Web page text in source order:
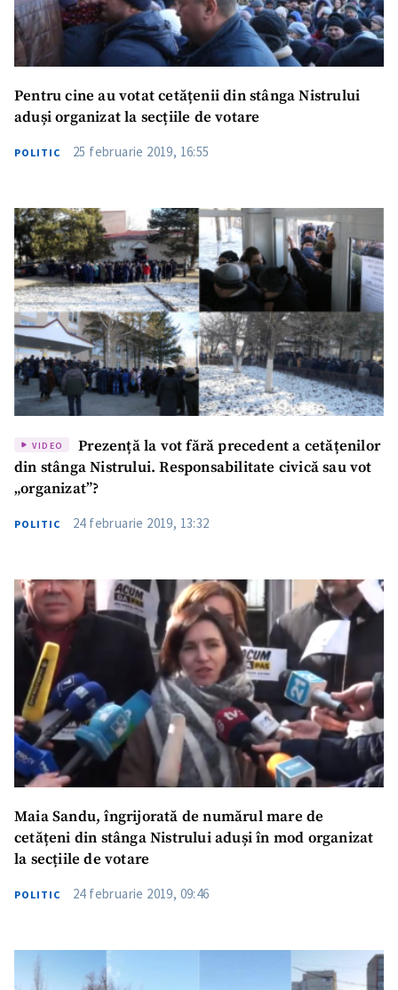
Pentru cine au votat cetățenii din stânga Nistrului
aduși organizat la secțiile de votare
POLITIC 25 februarie 2019, 16:55
VIDEO
Prezență la vot fără precedent a cetățenilor
din stânga Nistrului. Responsabilitate civică sau vot
„organizat”?
POLITIC 24 februarie 2019, 13:32
Maia Sandu, îngrijorată de numărul mare de
cetățeni din stânga Nistrului aduși în mod organizat
la secțiile de votare
POLITIC 24 februarie 2019, 09:46